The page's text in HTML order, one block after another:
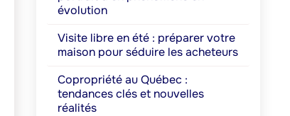
évolution
Visite libre en été : préparer votre
maison pour séduire les acheteurs
Copropriété au Québec :
tendances clés et nouvelles
réalités